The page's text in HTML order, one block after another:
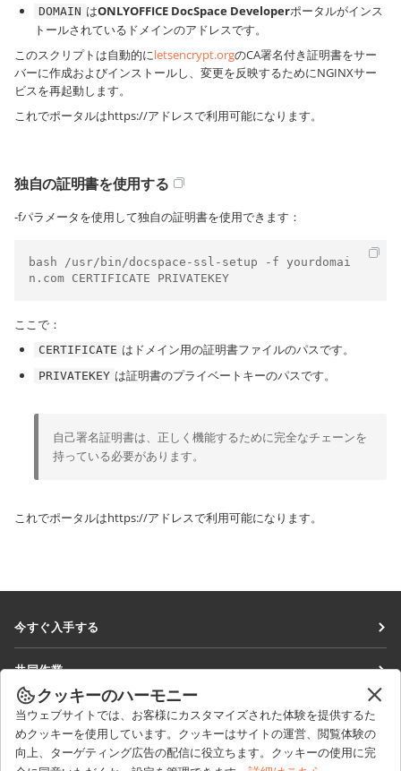
DOMAIN はONLYOFFICE DocSpace Developerポータルがインス
トールされているドメインのアドレスです。
このスクリプトは自動的にletsencrypt.orgのCA署名付き証明書をサー
バーに作成およびインストールし、変更を反映するためにNGINXサー
ビスを再起動します。
これでポータルはhttps://アドレスで利用可能になります。
独自の証明書を使用する
-fパラメータを使用して独自の証明書を使用できます：
bash /usr/bin/docspace-ssl-setup -f yourdomai
n.com CERTIFICATE PRIVATEKEY
ここで：
CERTIFICATE はドメイン用の証明書ファイルのパスです。
PRIVATEKEY は証明書のプライベートキーのパスです。
自己署名証明書は、正しく機能するために完全なチェーンを
持っている必要があります。
これでポータルはhttps://アドレスで利用可能になります。
今すぐ入手する
DocSpace
Workspace
コネクター
共同作業
貢献者向け
翻訳者向け
インフルエンサー向け
ニュースを見る
ブログ
ヘルプを得る
クッキーのハーモニー
当ウェブサイトでは、お客様にカスタマイズされた体験を提供するた
めクッキーを使用しています。クッキーはサイトの運営、閲覧体験の
向上、ターゲティング広告の配信に役立ちます。クッキーの使用に完